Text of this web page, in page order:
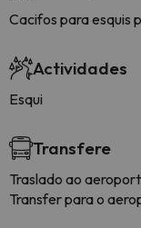
Cacifos para esquis
Actividades
Esqui
Transfere
Traslado ao
Transfer para o